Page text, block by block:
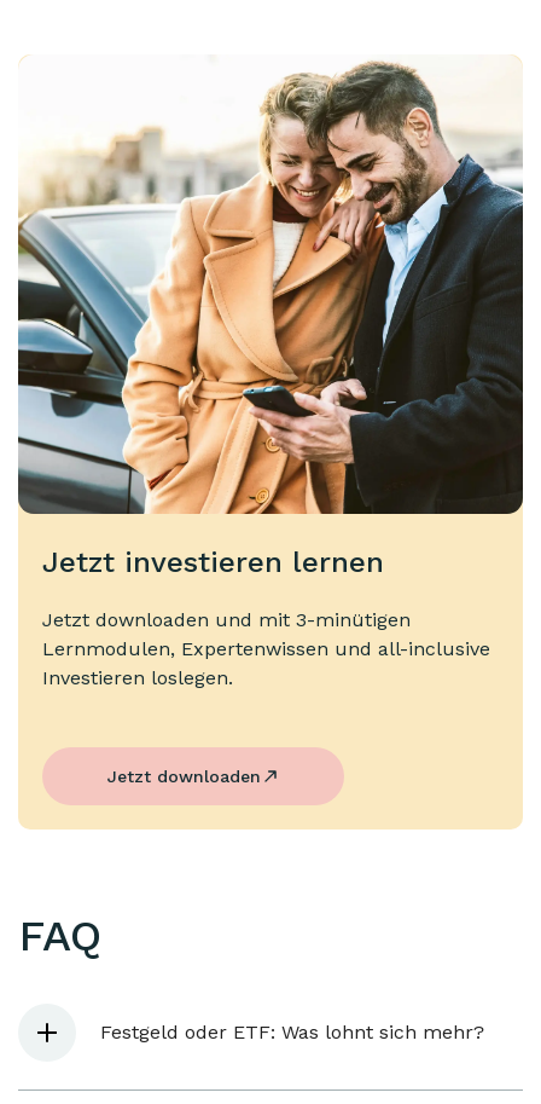
Jetzt investieren lernen
Jetzt downloaden und mit 3-minütigen
Lernmodulen, Expertenwissen und all-inclusive
Investieren loslegen.
Jetzt downloaden
FAQ
Festgeld oder ETF: Was lohnt sich mehr?